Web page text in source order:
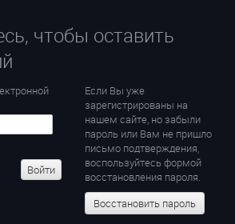
чтобы оставить
Войти
Если Вы уже
зарегистрированы на
нашем сайте, но забыли
пароль или Вам не пришло
письмо подтверждения,
воспользуйтесь формой
восстановления пароля.
Восстановить пароль